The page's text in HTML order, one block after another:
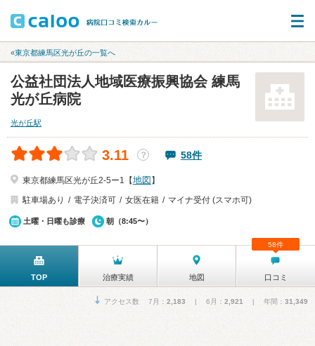
«東京都練馬区光が丘の一覧へ
公益社団法人地域医療振興協会 練馬
光が丘病院
光が丘駅
3.11 ？ 58件
東京都練馬区光が丘2-5ー1【地図 】
駐車場あり
電子決済可 女医在籍 マイナ受付 (スマホ可)
土曜・日曜も診療 朝（8:45〜）
TOP 治療実績 地図 口コミ
58件
アクセス数 7月： 2,183 | 6月： 2,921 | 年間： 31,349